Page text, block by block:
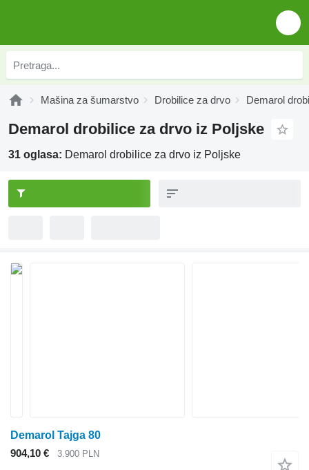
Mašina za šumarstvo Drobilice za drvo Demarol
Demarol drobilice za drvo iz Poljske
31 oglasa: Demarol drobilice za drvo iz Poljske
Demarol Tajga 80
904,10 €
3.900 PLN